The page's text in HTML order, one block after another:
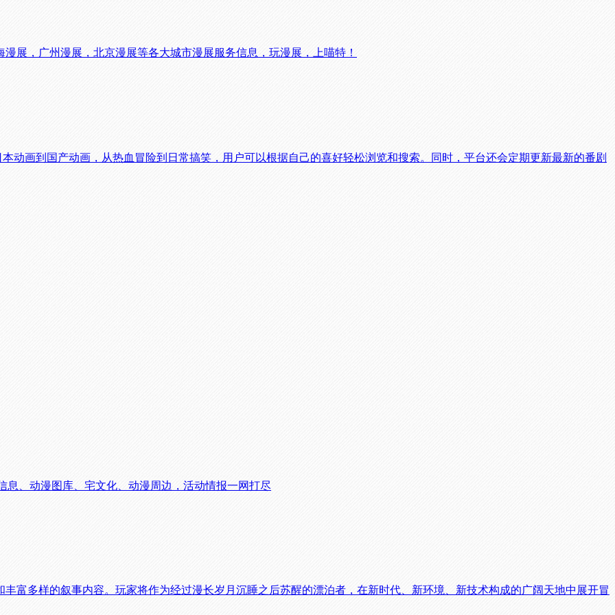
展，广州漫展，北京漫展等各大城市漫展服务信息，玩漫展，上喵特！
动画到国产动画，从热血冒险到日常搞笑，用户可以根据自己的喜好轻松浏览和搜索。同时，平台还会定期更新最新的番剧
、动漫图库、宅文化、动漫周边，活动情报一网打尽
富多样的叙事内容。玩家将作为经过漫长岁月沉睡之后苏醒的漂泊者，在新时代、新环境、新技术构成的广阔天地中展开冒